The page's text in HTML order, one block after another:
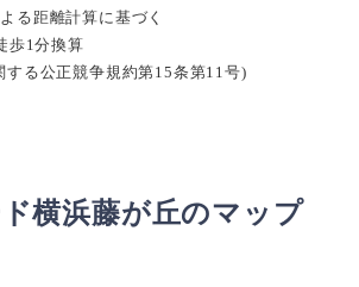
る距離計算に基づく
歩1分換算
する公正競争規約第15条第11号)
横浜藤が丘のマップ